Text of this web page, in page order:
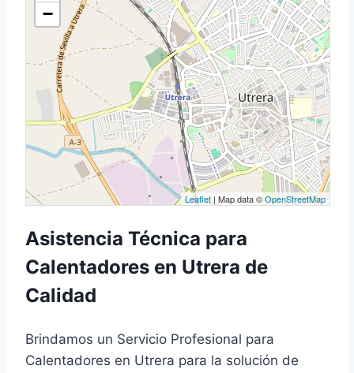
−
Leaflet | Map data ©OpenStreetMap
Asistencia Técnica para
Calentadores en Utrera de
Calidad
Brindamos un Servicio Profesional para
Calentadores en Utrera para la solución de